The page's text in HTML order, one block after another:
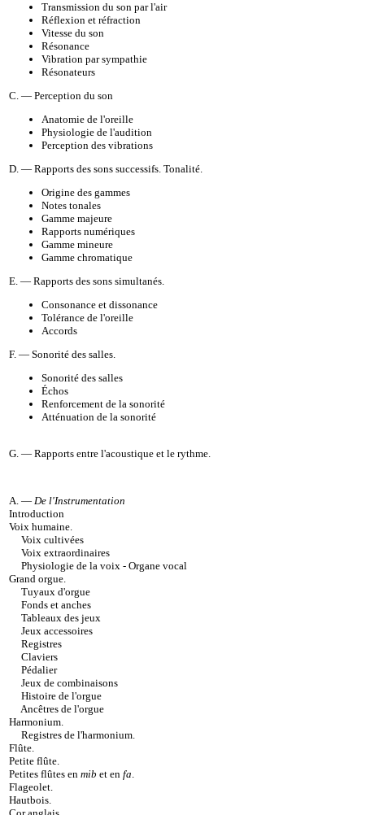
Transmission du son par l'air
Réflexion et réfraction
Vitesse du son
Résonance
Vibration par sympathie
Résonateurs
C. — Perception du son
Anatomie de l'oreille
Physiologie de l'audition
Perception des vibrations
D. — Rapports des sons successifs. Tonalité.
Origine des gammes
Notes tonales
Gamme majeure
Rapports numériques
Gamme mineure
Gamme chromatique
E. — Rapports des sons simultanés.
Consonance et dissonance
Tolérance de l'oreille
Accords
F. — Sonorité des salles.
Sonorité des salles
Échos
Renforcement de la sonorité
Atténuation de la sonorité
G. — Rapports entre l'acoustique et le rythme.
A. — De l'Instrumentation
Introduction
Voix humaine.
Voix cultivées
Voix extraordinaires
Physiologie de la voix - Organe vocal
Grand orgue.
Tuyaux d'orgue
Fonds et anches
Tableaux des jeux
Jeux accessoires
Registres
Claviers
Pédalier
Jeux de combinaisons
Histoire de l'orgue
Ancêtres de l'orgue
Harmonium.
Registres de l'harmonium.
Flûte.
Petite flûte.
Petites flûtes en mib et en fa.
Flageolet.
Hautbois.